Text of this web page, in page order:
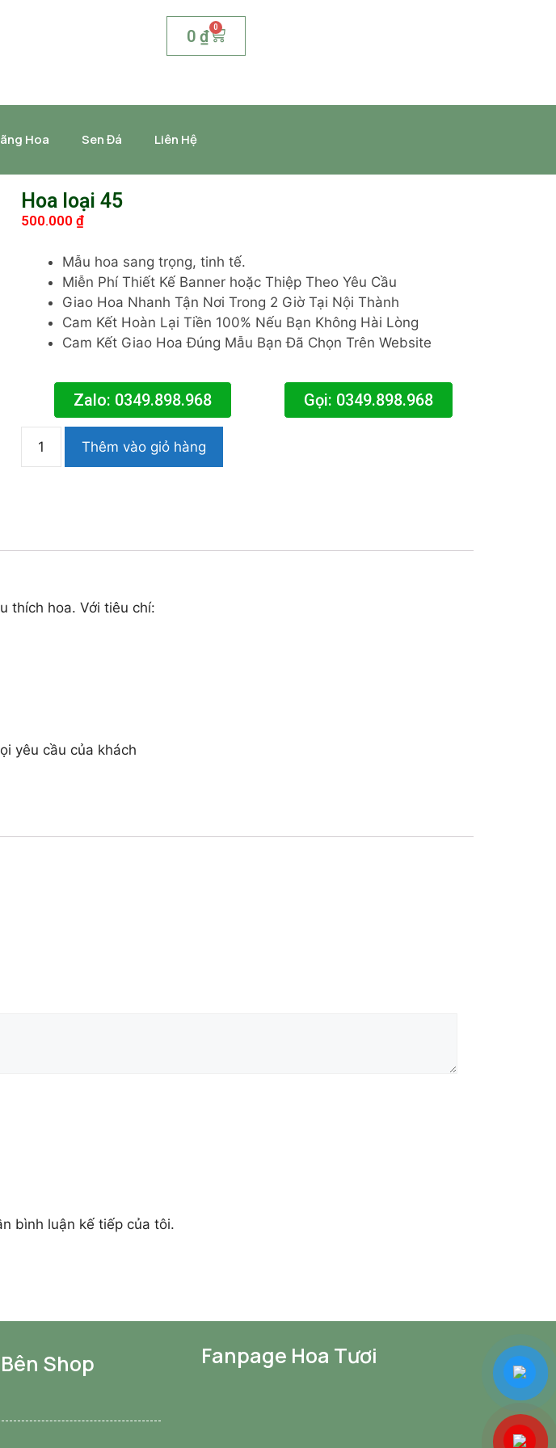
0 ₫ 0
Hoa Sen Đá Liên Hệ
Hoa loại 45
500.000 ₫
Mẫu hoa sang trọng, tinh tế.
Miễn Phí Thiết Kế Banner hoặc Thiệp Theo Yêu Cầu
Giao Hoa Nhanh Tận Nơi Trong 2 Giờ Tại Nội Thành
Cam Kết Hoàn Lại Tiền 100% Nếu Bạn Không Hài Lòng
Cam Kết Giao Hoa Đúng Mẫu Bạn Đã Chọn Trên Website
Zalo: 0349.898.968 Gọi: 0349.898.968
Thêm vào giỏ hàng
thích hoa. Với tiêu chí:
yêu cầu của khách
bình luận kế tiếp của tôi.
Shop Fanpage Hoa Tươi